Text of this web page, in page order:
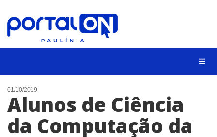
CIDADES
EVENTOS
EMPREGO
01/10/2019
Alunos de Ciência
da Computação da